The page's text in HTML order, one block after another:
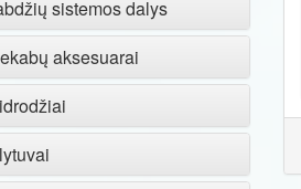
sistemos dalys
aksesuarai